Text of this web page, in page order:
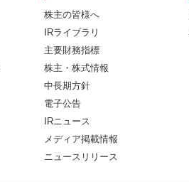
株主の皆様へ
IRライブラリ
主要財務指標
株主・株式情報
中長期方針
電子公告
IRニュース
メディア掲載情報
ニュースリリース